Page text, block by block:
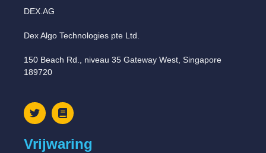
DEX.AG
Dex Algo Technologies pte Ltd.
150 Beach Rd., niveau 35 Gateway West, Singapore
189720
Vrijwaring